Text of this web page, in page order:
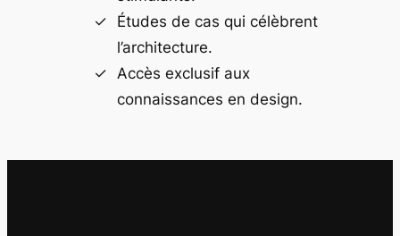
Études de cas qui célèbrent
l’architecture.
Accès exclusif aux
connaissances en design.